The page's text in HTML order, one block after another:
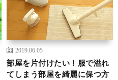
2019.06.05
部屋を片付けたい！服で溢れ
てしまう部屋を綺麗に保つ方